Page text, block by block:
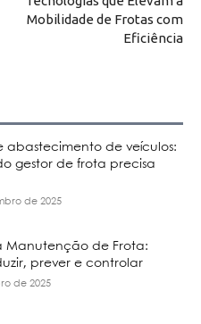
Mobilidade de Frotas com
Eficiência
abastecimento de veículos:
gestor de frota precisa
de 2025
Manutenção de Frota:
prever e controlar
de 2025